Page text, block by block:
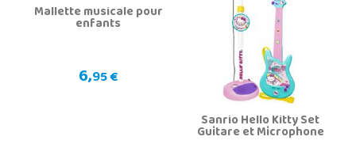
Mallette musicale pour
enfants
6,95 €
Sanrio Hello Kitty Set
Guitare et Microphone